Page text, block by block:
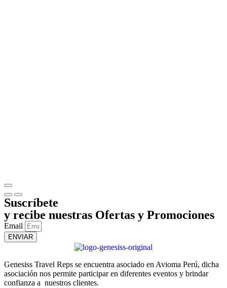
Suscríbete
y recibe nuestras Ofertas y Promociones
Email
ENVIAR
Genesiss Travel Reps se encuentra asociado en Avioma Perú, dicha
asociación nos permite participar en diferentes eventos y brindar
confianza a nuestros clientes.